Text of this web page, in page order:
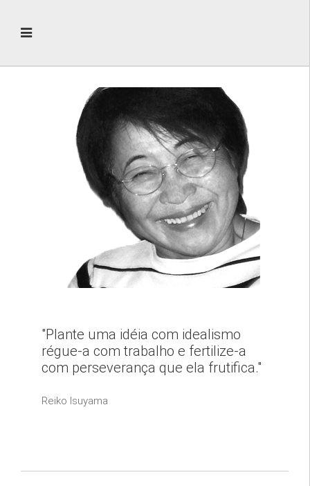
"Plante uma idéia com idealismo
régue-a com trabalho e fertilize-a
com perseverança que ela frutifica."
Reiko Isuyama